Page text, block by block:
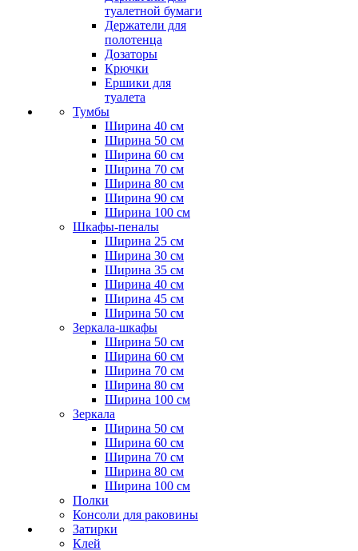
туалетной бумаги
Держатели для
полотенца
Дозаторы
Крючки
Ершики для
туалета
Тумбы
Ширина 40 см
Ширина 50 см
Ширина 60 см
Ширина 70 см
Ширина 80 см
Ширина 90 см
Ширина 100 см
Шкафы-пеналы
Ширина 25 см
Ширина 30 см
Ширина 35 см
Ширина 40 см
Ширина 45 см
Ширина 50 см
Зеркала-шкафы
Ширина 50 см
Ширина 60 см
Ширина 70 см
Ширина 80 см
Ширина 100 см
Зеркала
Ширина 50 см
Ширина 60 см
Ширина 70 см
Ширина 80 см
Ширина 100 см
Полки
Консоли для раковины
Затирки
Клей